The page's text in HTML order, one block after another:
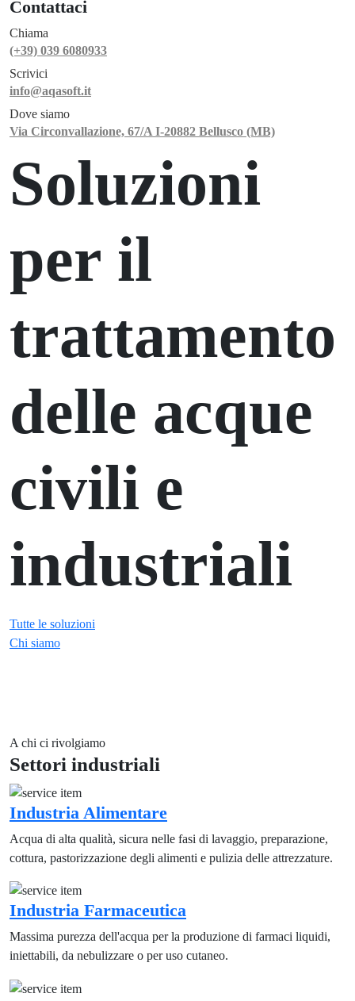
Contattaci
Chiama
(+39) 039 6080933
Scrivici
info@aqasoft.it
Dove siamo
Via Circonvallazione, 67/A I-20882 Bellusco (MB)
Soluzioni
per il
trattamento
delle acque
civili e
industriali
Tutte le soluzioni
Chi siamo
A chi ci rivolgiamo
Settori industriali
Industria Alimentare
Acqua di alta qualità, sicura nelle fasi di lavaggio, preparazione,
cottura, pastorizzazione degli alimenti e pulizia delle attrezzature.
Industria Farmaceutica
Massima purezza dell'acqua per la produzione di farmaci liquidi,
iniettabili, da nebulizzare o per uso cutaneo.